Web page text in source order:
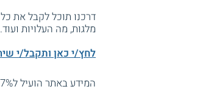
דרכנו תוכל לקבל את
מלגות, מה העלויות ועוד.
לחץ/י כאן ותקבל/י
המידע באתר הועיל ל87% מהגולשים.